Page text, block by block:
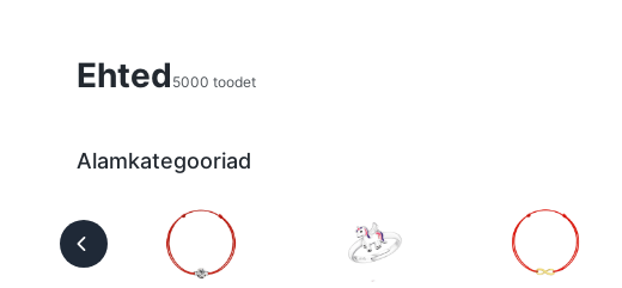
Ehted 5000 toodet
Alamkategooriad